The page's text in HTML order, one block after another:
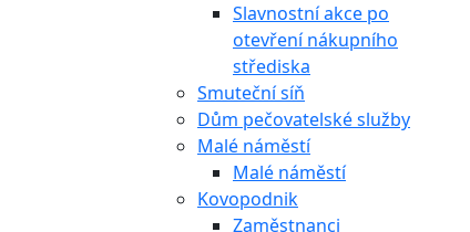
Slavnostní akce po
otevření nákupního
střediska
Smuteční síň
Dům pečovatelské služby
Malé náměstí
Malé náměstí
Kovopodnik
Zaměstnanci